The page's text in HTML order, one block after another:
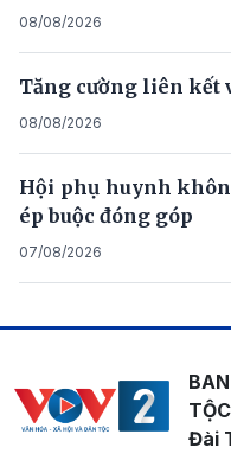
08/08/2026
Tăng cường liên kết
08/08/2026
Hội phụ huynh
ép buộc đóng góp
07/08/2026
TỘC
Đài